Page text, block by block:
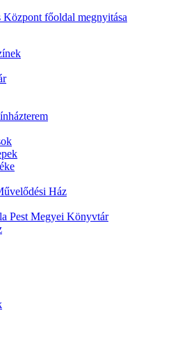
Ház
Pest Megyei Könyvtár